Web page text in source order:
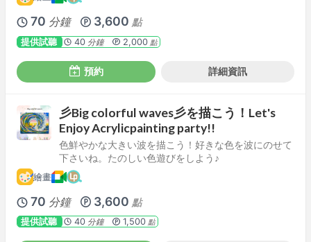
70 分鐘 3,600 點
提供試聽 40 分鐘 2,000點
預約 詳細資訊
彡Big colorful waves彡を描こう！Let's
Enjoy Acrylicpainting party!!
色鮮やかな大きい波を描こう！好きな色を波にのせて
下さいね。たのしい色遊びをしよう♪
繪畫
70 分鐘 3,600 點
提供試聽 40 分鐘 1,500點